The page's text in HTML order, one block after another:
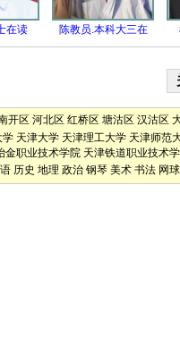
在读 陈教员.本科大三在
开区 河北区 红桥区 塘沽区 汉沽区
学 天津大学 天津理工大学 天津师范
金职业技术学院 天津铁道职业技术
历史 地理 政治 钢琴 美术 书法 网球